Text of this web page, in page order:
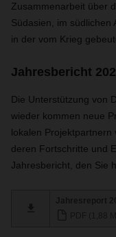
Zusammenarbeit über
Südasien, im südlichen
in der vom Krieg
Jahresbericht
Die Unterstützung von
wieder kommen neue
lokalen Projektpartnern
deren Fortschritte und
Jahresbericht, den Sie